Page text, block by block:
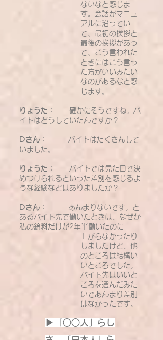
ないなと感じま
す。会話がマニュ
アルに沿ってい
て、最初の挨拶と
最後の挨拶があっ
て、こう言われた
ときにはこう言っ
た方がいいみたい
なのがあるなと感
じます。
りょうた：
確かにそうですね。バ
イトはどうしていたんですか？
Dさん：
バイトはたくさんして
いました。
りょうた：
バイトでは見た目で決
めつけられるといった差別を感じるよ
うな経験などはありましたか？
Dさん：
あんまりないです。と
あるバイト先で働いたときは、なぜか
私の給料だけが2年半働いたのに
上がらなかったり
しましたけど、他
のところは結構い
いところでした。
バイト先はいいと
ころを選んだみた
いであんまり差別
はなかったです。
▶「○○人」らし